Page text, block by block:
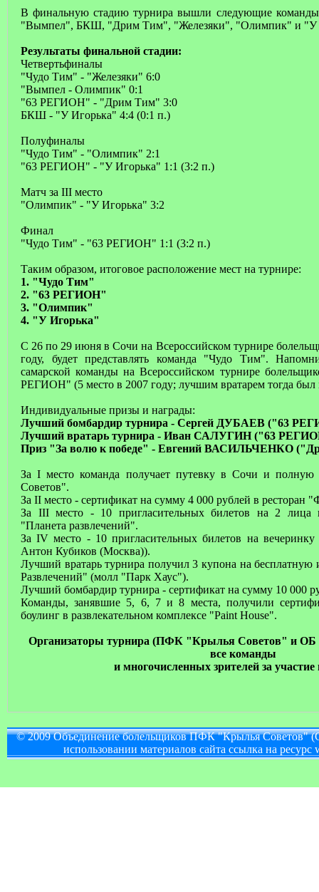
В финальную стадию турнира вышли следующие
"Вымпел", БКШ, "Дрим Тим", "Железяки", "Олимпик" и "У
Результаты финальной стадии:
Четвертьфиналы
"Чудо Тим" - "Железяки" 6:0
"Вымпел - Олимпик" 0:1
"63 РЕГИОН" - "Дрим Тим" 3:0
БКШ - "У Игорька" 4:4 (0:1 п.)
Полуфиналы
"Чудо Тим" - "Олимпик" 2:1
"63 РЕГИОН" - "У Игорька" 1:1 (3:2 п.)
Матч за III место
"Олимпик" - "У Игорька" 3:2
Финал
"Чудо Тим" - "63 РЕГИОН" 1:1 (3:2 п.)
Таким образом, итоговое расположение мест на турнире:
1. "Чудо Тим"
2. "63 РЕГИОН"
3. "Олимпик"
4. "У Игорька"
С 26 по 29 июня в Сочи на Всероссийском турнире
году, будет представлять команда "Чудо Тим".
самарской команды на Всероссийском турнире
РЕГИОН" (5 место в 2007 году; лучшим вратарем тогда
Индивидуальные призы и награды:
Лучший бомбардир турнира - Сергей ДУБАЕВ ("63
Лучший вратарь турнира - Иван САЛУГИН ("63
Приз "За волю к победе" - Евгений ВАСИЛЬЧЕНКО
За I место команда получает путевку в Сочи и
Советов".
За II место - сертификат на сумму 4 000 рублей в ресторан
За III место - 10 пригласительных билетов на 2 лица в
"Планета развлечений".
За IV место - 10 пригласительных билетов на
Антон Кубиков (Москва)).
Лучший вратарь турнира получил 3 купона на
Развлечений" (молл "Парк Хаус").
Лучший бомбардир турнира - сертификат на сумму 10 000
Команды, занявшие 5, 6, 7 и 8 места, получили
боулинг в развлекательном комплексе "Paint House".
Организаторы турнира (ПФК "Крылья Советов" и
все команды
и многочисленных зрителей за
© 2009 Объединение болельщиков ПФК "Крылья
использовании материалов сайта ссылка на ресурс